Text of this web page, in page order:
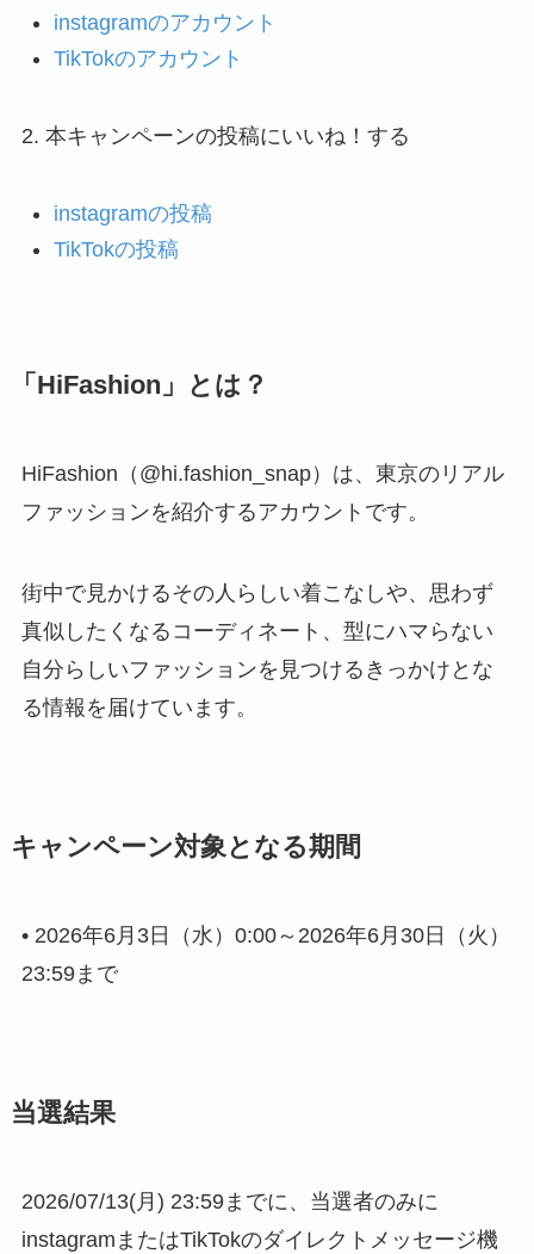
instagramのアカウント
TikTokのアカウント
2. 本キャンペーンの投稿にいいね！する
instagramの投稿
TikTokの投稿
「HiFashion」とは？
HiFashion（@hi.fashion_snap）は、東京のリアル
ファッションを紹介するアカウントです。
街中で見かけるその人らしい着こなしや、思わず
真似したくなるコーディネート、型にハマらない
自分らしいファッションを見つけるきっかけとな
る情報を届けています。
キャンペーン対象となる期間
• 2026年6月3日（水）0:00～2026年6月30日（火）
23:59まで
当選結果
2026/07/13(月) 23:59までに、当選者のみに
instagramまたはTikTokのダイレクトメッセージ機